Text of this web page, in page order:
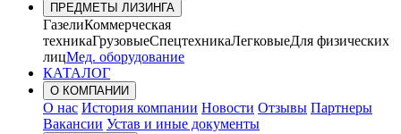
ПРЕДМЕТЫ ЛИЗИНГА
ГазелиКоммерческая
техникаГрузовыеСпецтехникаЛегковыеДля физических
лицМед. оборудование
КАТАЛОГ
О КОМПАНИИ
О нас История компании Новости Отзывы Партнеры
Вакансии Устав и иные документы